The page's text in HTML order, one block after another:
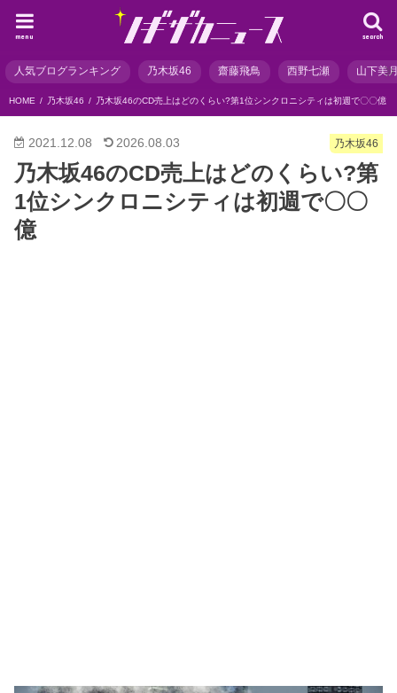
search
menu
人気ブログランキング 乃木坂46 齋藤飛鳥 西野七瀬 山下美
HOME 乃木坂46 乃木坂46のCD売上はどのくらい?第1位シンクロニシティは初週で〇〇億
乃木坂46
2021.12.08 2026.08.03
乃木坂46のCD売上はどのくらい?第
1位シンクロニシティは初週で〇〇
億